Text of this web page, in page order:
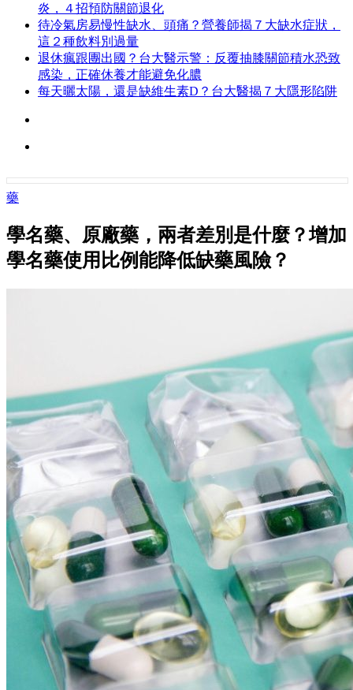
炎，４招預防關節退化
待冷氣房易慢性缺水、頭痛？營養師揭７大缺水症狀，
這２種飲料別過量
退休瘋跟團出國？台大醫示警：反覆抽膝關節積水恐致
感染，正確休養才能避免化膿
每天曬太陽，還是缺維生素D？台大醫揭７大隱形陷阱
藥
學名藥、原廠藥，兩者差別是什麼？增加
學名藥使用比例能降低缺藥風險？